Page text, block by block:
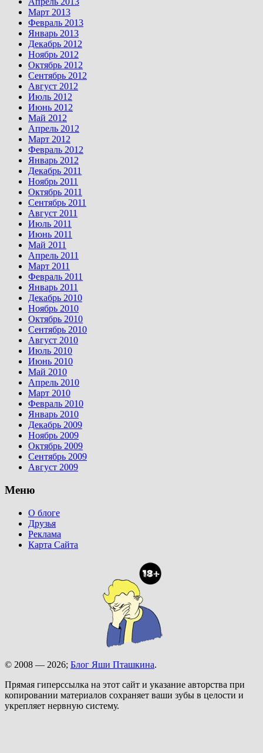
Март 2013
Февраль 2013
Январь 2013
Декабрь 2012
Ноябрь 2012
Октябрь 2012
Сентябрь 2012
Август 2012
Июль 2012
Июнь 2012
Май 2012
Апрель 2012
Март 2012
Февраль 2012
Январь 2012
Декабрь 2011
Ноябрь 2011
Октябрь 2011
Сентябрь 2011
Август 2011
Июль 2011
Июнь 2011
Май 2011
Апрель 2011
Март 2011
Февраль 2011
Январь 2011
Декабрь 2010
Ноябрь 2010
Октябрь 2010
Сентябрь 2010
Август 2010
Июль 2010
Июнь 2010
Май 2010
Апрель 2010
Март 2010
Февраль 2010
Январь 2010
Декабрь 2009
Ноябрь 2009
Октябрь 2009
Сентябрь 2009
Август 2009
Меню
О блоге
Друзья
Реклама
Карта Сайта
© 2008 — 2026; Блог Яши Пташкина.
Прямая гиперссылка на этот сайт и указание авторства при
копировании материалов сохраняет ваши зубы в целости и
укрепляет нервную систему.